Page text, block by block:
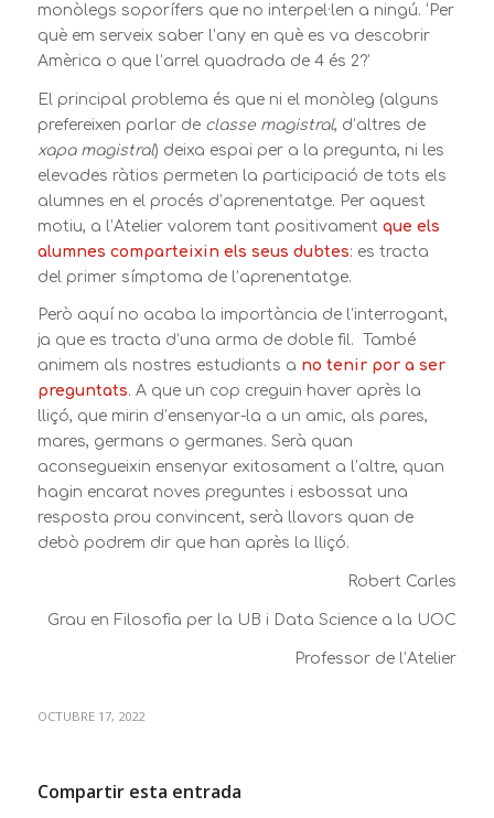
monòlegs soporífers que no interpel·len a ningú. ‘Per
què em serveix saber l’any en què es va descobrir
Amèrica o que l’arrel quadrada de 4 és 2?’
El principal problema és que ni el monòleg (alguns
prefereixen parlar de classe magistral, d’altres de
xapa magistral) deixa espai per a la pregunta, ni les
elevades ràtios permeten la participació de tots els
alumnes en el procés d’aprenentatge. Per aquest
motiu, a l’Atelier valorem tant positivament que els
alumnes comparteixin els seus dubtes: es tracta
del primer símptoma de l’aprenentatge.
Però aquí no acaba la importància de l’interrogant,
ja que es tracta d’una arma de doble fil. També
animem als nostres estudiants a no tenir por a ser
preguntats. A que un cop creguin haver après la
lliçó, que mirin d’ensenyar-la a un amic, als pares,
mares, germans o germanes. Serà quan
aconsegueixin ensenyar exitosament a l’altre, quan
hagin encarat noves preguntes i esbossat una
resposta prou convincent, serà llavors quan de
debò podrem dir que han après la lliçó.
Robert Carles
Grau en Filosofia per la UB i Data Science a la UOC
Professor de l’Atelier
OCTUBRE 17, 2022
Compartir esta entrada